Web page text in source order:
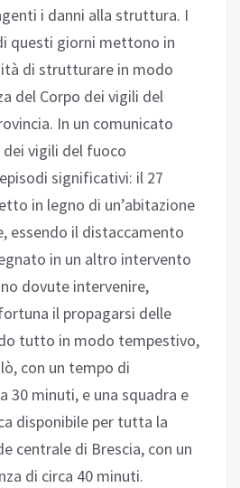
i danni alla struttura. I
questi giorni mettono in
di strutturare in modo
del Corpo dei vigili del
In un comunicato
vigili del fuoco
significativi: il 27
in legno di un’abitazione
essendo il distaccamento
in un altro intervento
dovute intervenire,
il propagarsi delle
tutto in modo tempestivo,
con un tempo di
30 minuti, e una squadra e
disponibile per tutta la
centrale di Brescia, con un
di circa 40 minuti.